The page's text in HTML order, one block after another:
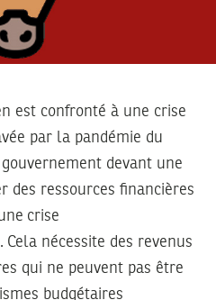
est confronté à une crise
par la pandémie du
devant une
des ressources financières
crise
Cela nécessite des revenus
qui ne peuvent pas être
budgétaires